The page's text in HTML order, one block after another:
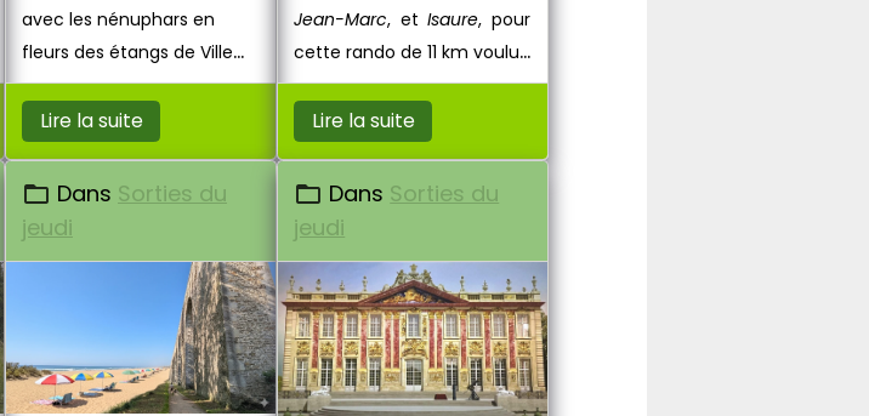
avec les nénuphars en
fleurs des étangs de Ville
d'Avray.
Lire la suite
Jean-Marc, etIsaure, pour
cette rando de 11 km voulue
fraîcheur.
Lire la suite
Dans Sorties du
jeudi
Dans Sorties du
jeudi